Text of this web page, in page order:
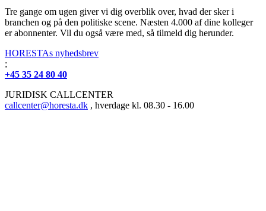
Tre gange om ugen giver vi dig overblik over, hvad der sker i
branchen og på den politiske scene. Næsten 4.000 af dine kolleger
er abonnenter. Vil du også være med, så tilmeld dig herunder.
HORESTAs nyhedsbrev
;
+45 35 24 80 40
JURIDISK CALLCENTER
callcenter@horesta.dk , hverdage kl. 08.30 - 16.00